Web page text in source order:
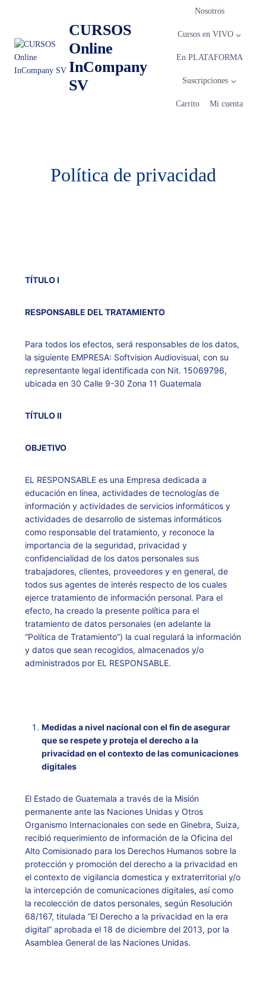
CURSOS
Online
InCompany
SV
Nosotros
Cursos en VIVO
En PLATAFORMA
Suscripciones
Carrito Mi cuenta
Política de privacidad
TÍTULO I
RESPONSABLE DEL TRATAMIENTO
Para todos los efectos, será responsables de los datos,
la siguiente EMPRESA: Softvision Audiovisual, con su
representante legal identificada con Nit. 15069796,
ubicada en 30 Calle 9-30 Zona 11 Guatemala
TÍTULO II
OBJETIVO
EL RESPONSABLE es una Empresa dedicada a
educación en línea, actividades de tecnologías de
información y actividades de servicios informáticos y
actividades de desarrollo de sistemas informáticos
como responsable del tratamiento, y reconoce la
importancia de la seguridad, privacidad y
confidencialidad de los datos personales sus
trabajadores, clientes, proveedores y en general, de
todos sus agentes de interés respecto de los cuales
ejerce tratamiento de información personal. Para el
efecto, ha creado la presente política para el
tratamiento de datos personales (en adelante la
“Política de Tratamiento”) la cual regulará la información
y datos que sean recogidos, almacenados y/o
administrados por EL RESPONSABLE.
Medidas a nivel nacional con el fin de asegurar
que se respete y proteja el derecho a la
privacidad en el contexto de las comunicaciones
digitales
El Estado de Guatemala a través de la Misión
permanente ante las Naciones Unidas y Otros
Organismo Internacionales con sede en Ginebra, Suiza,
recibió requerimiento de información de la Oficina del
Alto Comisionado para los Derechos Humanos sobre la
protección y promoción del derecho a la privacidad en
el contexto de vigilancia domestica y extraterritorial y/o
la intercepción de comunicaciones digitales, así como
la recolección de datos personales, según Resolución
68/167, titulada “El Derecho a la privacidad en la era
digital” aprobada el 18 de diciembre del 2013, por la
Asamblea General de las Naciones Unidas.